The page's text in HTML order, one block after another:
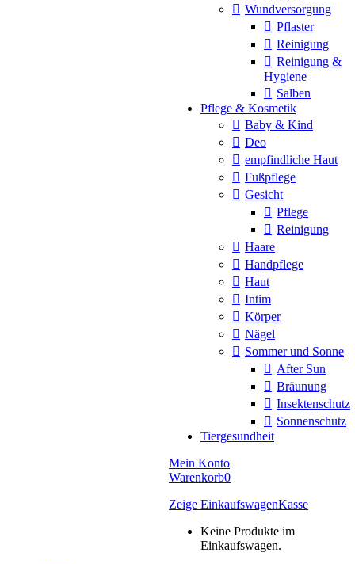
Wundversorgung
Pflaster
Reinigung
Reinigung &
Hygiene
Salben
Pflege & Kosmetik
Baby & Kind
Deo
empfindliche Haut
Fußpflege
Gesicht
Pflege
Reinigung
Haare
Handpflege
Haut
Intim
Körper
Nägel
Sommer und Sonne
After Sun
Bräunung
Insektenschutz
Sonnenschutz
Tiergesundheit
Mein Konto
Warenkorb0
Zeige EinkaufswagenKasse
Keine Produkte im
Einkaufswagen.